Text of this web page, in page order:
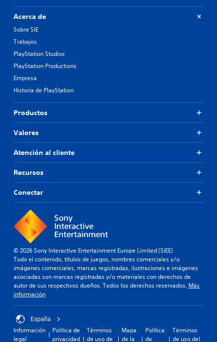
Acerca de
Sobre SIE
Trabajos
PlayStation Studios
PlayStation Productions
Empresa
Historia de PlayStation
Productos
Valores
Atención al cliente
Recursos
Conectar
© 2026 Sony Interactive Entertainment Europe Limited (SIEE)
Todo el contenido, títulos de juegos, nombres comerciales y/o
imágenes comerciales, marcas registradas, ilustraciones e imágenes
asociadas son marcas registradas y/o materiales con derechos de
autor de sus respectivos dueños. Todos los derechos reservados. Más
información
España
Información
legal
Política de
privacidad
Términos
de uso de
Mapa
de la
Política
de
Términos
de uso del